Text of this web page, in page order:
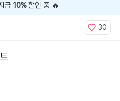
찬스OPEN🎉
30